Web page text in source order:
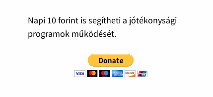
Napi 10 forint is segítheti a jótékonysági
programok működését.